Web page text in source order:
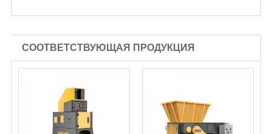
СООТВЕТСТВУЮЩАЯ ПРОДУКЦИЯ